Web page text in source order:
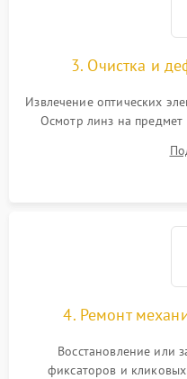
3. Очистка и
Извлечение оптических
Осмотр линз на
покрытия или появления
спецрастворами.
4. Ремонт
Восстановление или
фиксаторов и